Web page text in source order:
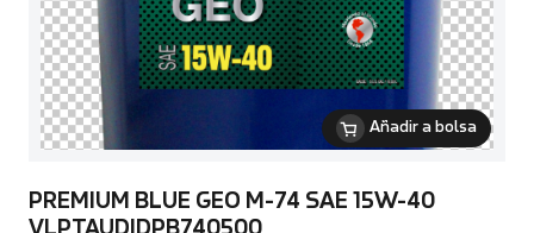
Añadir a bolsa
PREMIUM BLUE GEO M-74 SAE 15W-40